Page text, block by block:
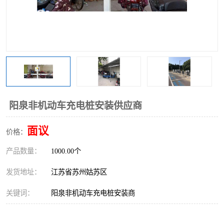
阳泉非机动车充电桩安装供应商
价格： 面议
产品数量： 1000.00个
发货地址： 江苏省苏州姑苏区
关键词： 阳泉非机动车充电桩安装商